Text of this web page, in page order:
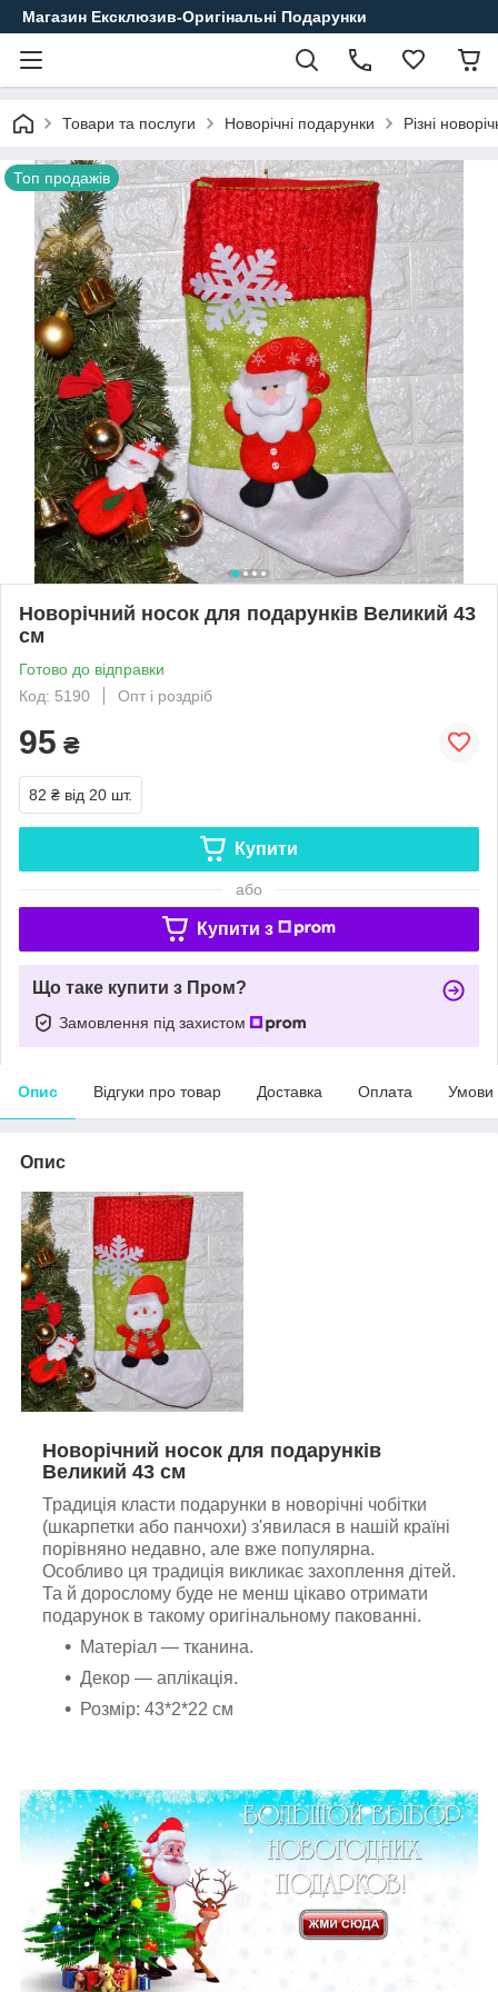
Магазин Ексклюзив-Оригінальні Подарунки
Товари та послуги Новорічні подарунки Різні
Топ продажів
Новорічний носок для подарунків Великий 43
см
Готово до відправки
Код: 5190
Опт і роздріб
95 ₴
82 ₴ від 20 шт.
Купити
або
Купити з
Що таке купити з Пром?
Замовлення під захистом
Опис Відгуки про товар Доставка Оплата Умови
Опис
Новорічний носок для подарунків
Великий 43 см
Традиція класти подарунки в новорічні чобітки
(шкарпетки або панчохи) з'явилася в нашій країні
порівняно недавно, але вже популярна.
Особливо ця традиція викликає захоплення дітей.
Та й дорослому буде не менш цікаво отримати
подарунок в такому оригінальному пакованні.
Матеріал — тканина.
Декор — аплікація.
Розмір: 43*2*22 см